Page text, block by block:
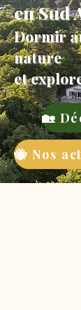
en Sud
Dormir
nature
et